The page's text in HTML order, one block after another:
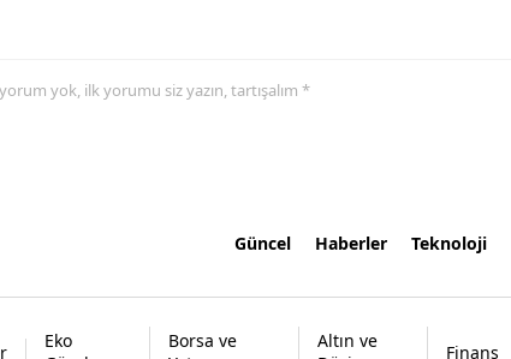
yok, ilk yorumu siz yazın, tartışalım *
Güncel Haberler Teknoloji
Eko
Borsa ve
Altın ve
Finans